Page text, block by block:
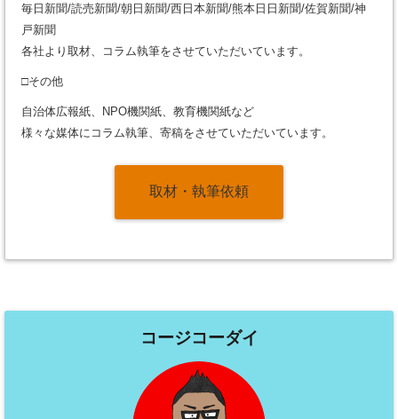
毎日新聞/読売新聞/朝日新聞/西日本新聞/熊本日日新聞/佐賀新聞/神
戸新聞
各社より取材、コラム執筆をさせていただいています。
□その他
自治体広報紙、NPO機関紙、教育機関紙など
様々な媒体にコラム執筆、寄稿をさせていただいています。
取材・執筆依頼
コージコーダイ